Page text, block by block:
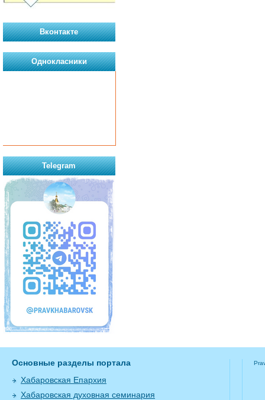
Вконтакте
Однокласники
Telegram
Основные разделы портала
Хабаровская Епархия
Хабаровская духовная семинария